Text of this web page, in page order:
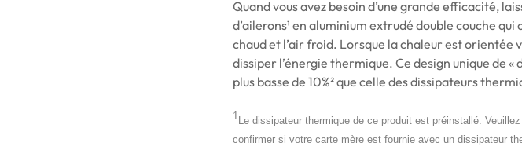
Quand vous avez besoin d’une grande efficacité,
d’ailerons¹ en aluminium extrudé double couche
chaud et l’air froid. Lorsque la chaleur est
dissiper l’énergie thermique. Ce design unique de
plus basse de 10%² que celle des dissipateurs
1Le dissipateur thermique de ce produit est préinstallé.
confirmer si votre carte mère est fournie avec un dissipateur